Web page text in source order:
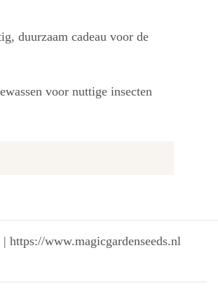
duurzaam cadeau voor de
voor nuttige insecten
https://www.magicgardenseeds.nl